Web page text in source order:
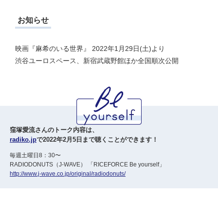
お知らせ
映画『麻希のいる世界』 2022年1月29日(土)より
渋谷ユーロスペース、新宿武蔵野館ほか全国順次公開
窪塚愛流さんのトーク内容は、
radiko.jpで2022年2月5日まで聴くことができます！
毎週土曜日8：30〜
RADIODONUTS（J-WAVE） 「RICEFORCE Be yourself」
http://www.j-wave.co.jp/original/radiodonuts/